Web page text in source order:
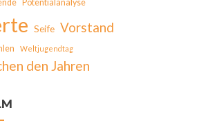
Potentialanalyse
Seife Vorstand
Weltjugendtag
den Jahren